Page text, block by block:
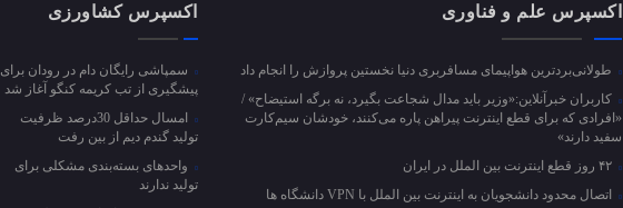
اکسپرس علم و فناوری
طولانی‌بردترین هواپیمای مسافربری دنیا نخستین پروازش را انجام داد
کاربران خبرآنلاین:«وزیر باید مدال شجاعت بگیرد، نه برگه استیضاح» /
«افرادی که برای قطع اینترنت پیراهن پاره می‌کنند، خودشان سیم‌کارت
سفید دارند»
اتصال محدود دانشجویان به اینترنت بین الملل با VPN دانشگاه ها
اکسپرس کشاورزی
سمپاشی رایگان دام در رودان برای
پیشگیری از تب کریمه کنگو آغاز شد
امسال حداقل 30درصد ظرفیت
تولید گندم دیم از بین رفت
واحد‌های بسته‌بندی مشکلی برای
تولید ندارند